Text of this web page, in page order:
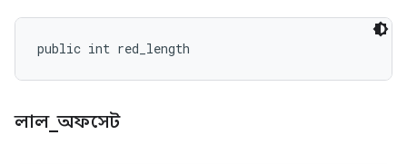
public int red_length
লাল_অফসেট